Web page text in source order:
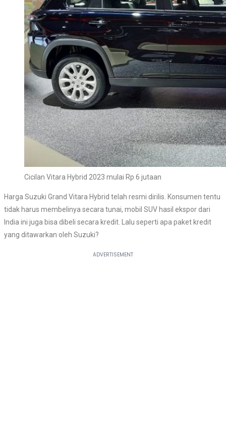
Cicilan Vitara Hybrid 2023 mulai Rp 6 jutaan
Harga Suzuki Grand Vitara Hybrid telah resmi dirilis. Konsumen tentu
tidak harus membelinya secara tunai, mobil SUV hasil ekspor dari
India ini juga bisa dibeli secara kredit. Lalu seperti apa paket kredit
yang ditawarkan oleh Suzuki?